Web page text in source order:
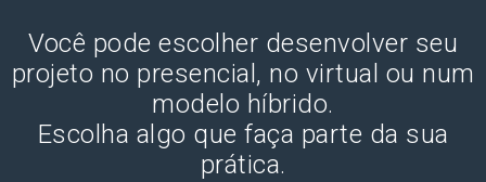
Você pode escolher desenvolver seu
projeto no presencial, no virtual ou num
modelo híbrido.
Escolha algo que faça parte da sua
prática.